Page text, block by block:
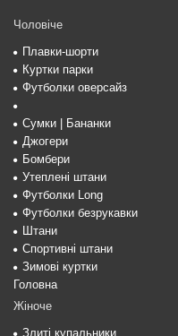
Чоловіче
Плавки-шорти
Куртки парки
Футболки оверсайз
Сумки | Бананки
Джогери
Бомбери
Утеплені штани
Футболки Long
Футболки безрукавки
Штани
Спортивні штани
Зимові куртки
Головна
Жіноче
Злиті купальники